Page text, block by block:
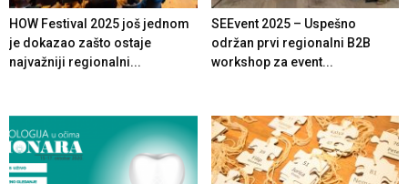
HOW Festival 2025 još jednom
je dokazao zašto ostaje
najvažniji regionalni...
SEEvent 2025 – Uspešno
održan prvi regionalni B2B
workshop za event...